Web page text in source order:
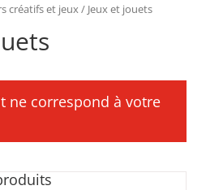
créatifs et jeux/ Jeux et jouets
ne correspond à votre